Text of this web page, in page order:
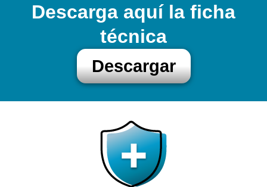
Descarga aquí la ficha
técnica
Descargar